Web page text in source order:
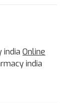
indiaOnline
india